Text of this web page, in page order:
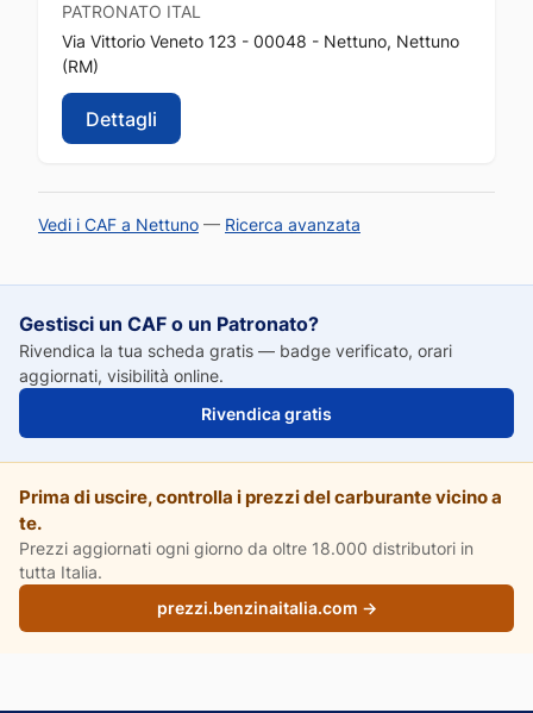
PATRONATO ITAL
Via Vittorio Veneto 123 - 00048 - Nettuno, Nettuno
(RM)
Dettagli
Vedi i CAF a Nettuno — Ricerca avanzata
Gestisci un CAF o un Patronato?
Rivendica la tua scheda gratis — badge verificato, orari
aggiornati, visibilità online.
Rivendica gratis
Prima di uscire, controlla i prezzi del carburante vicino a
te.
Prezzi aggiornati ogni giorno da oltre 18.000 distributori in
tutta Italia.
prezzi.benzinaitalia.com →